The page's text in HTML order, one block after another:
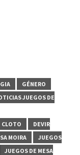
GÉNERO
JUEGOS DE
CLOTO
DEVIR
MOIRA
JUEGOS
JUEGOS DE MESA